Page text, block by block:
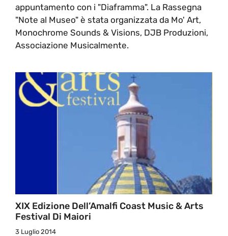
appuntamento con i "Diaframma". La Rassegna
"Note al Museo" è stata organizzata da Mo' Art,
Monochrome Sounds & Visions, DJB Produzioni,
Associazione Musicalmente.
XIX Edizione Dell’Amalfi Coast Music & Arts
Festival Di Maiori
3 Luglio 2014